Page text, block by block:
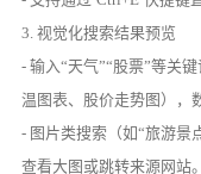
3. 视觉化搜索结果预览
- 输入“天气”“股票”等关
温图表、股价走势图），
- 图片类搜索（如“旅游景
查看大图或跳转来源网站。